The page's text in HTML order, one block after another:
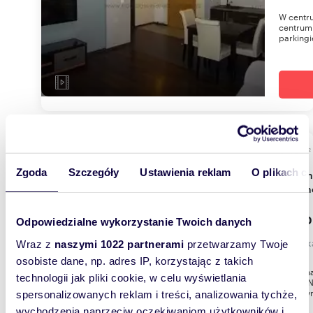
Zgoda Szczegóły Ustawienia reklam O plikach
Odpowiedzialne wykorzystanie Twoich danych
Wraz z naszymi 1022 partnerami przetwarzamy Twoje
osobiste dane, np. adres IP, korzystając z takich
technologii jak pliki cookie, w celu wyświetlania
spersonalizowanych reklam i treści, analizowania tychże,
W
2
Na wynajem przestronna kawalerka 36 m² z
2